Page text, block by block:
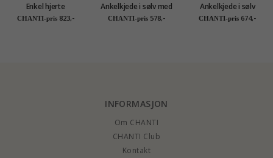
Enkel hjerte
ankelkjede i sølv
CHANTI-pris 823,-
Ankelkjede i sølv med
hjerteanheng i sølv
CHANTI-pris 578,-
Ankelkjede i sølv
CHANTI-pris 674,-
INFORMASJON
Om CHANTI
CHANTI Club
Kontakt